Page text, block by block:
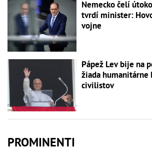
Nemecko čelí
tvrdí minister:
vojne
Pápež Lev bije na
žiada humanitárne
civilistov
PROMINENTI